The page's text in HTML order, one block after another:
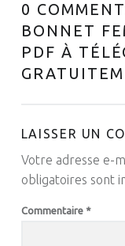
0
BONNET
PDF À
LAISSER UN
Votre adresse e-
obligatoires sont
Commentaire *